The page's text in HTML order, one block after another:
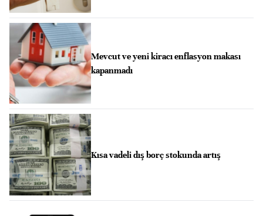
Mevcut ve yeni kiracı enflasyon makası
kapanmadı
Kısa vadeli dış borç stokunda artış